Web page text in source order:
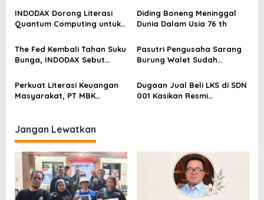
o
s
INDODAX Dorong Literasi
Quantum Computing untuk
Blockchain
Diding Boneng Meninggal
Dunia Dalam Usia 76 th
The Fed Kembali Tahan Suku
Bunga, INDODAX Sebut
Sentimen Pasar
Pasutri Pengusaha Sarang
Burung Walet Sudah
Pelapor Desak Polda Jambi
Segera Lakukan Penahanan
Perkuat Literasi Keuangan
Masyarakat, PT MBK
Dugaan Jual Beli LKS di SDN
001 Kasikan Resmi
Jangan Lewatkan